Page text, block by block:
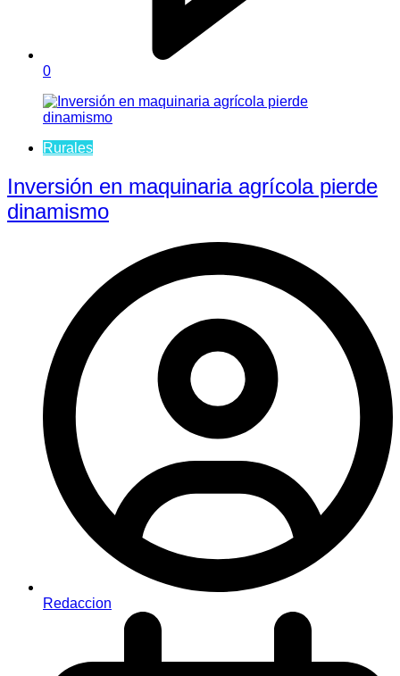
0
Rurales
Inversión en maquinaria agrícola pierde
dinamismo
Redaccion